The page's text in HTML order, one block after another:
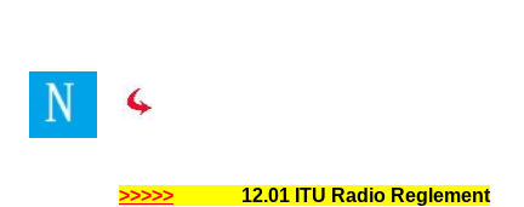
>>>>> 12.01 ITU Radio Reglement